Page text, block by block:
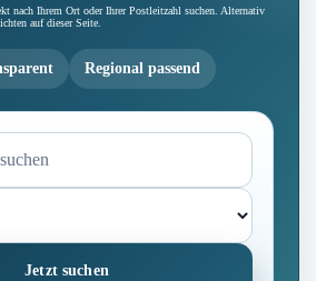
nach Ihrem Ort oder Ihrer Postleitzahl suchen. Alternativ
auf dieser Seite.
Regional passend
Jetzt suchen